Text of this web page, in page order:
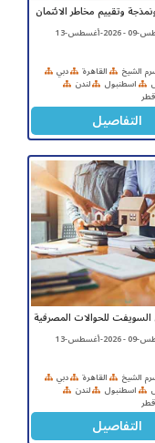
وتقييم مخاطر الائتمان
الشيخ القاهرة دبي
اسطنبول لندن
التفاصيل
للحوالات المصرفية
الشيخ القاهرة دبي
اسطنبول لندن
التفاصيل